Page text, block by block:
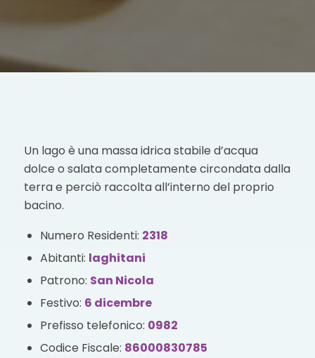
Un lago è una massa idrica stabile d’acqua
dolce o salata completamente circondata dalla
terra e perciò raccolta all’interno del proprio
bacino.
Numero Residenti: 2318
Abitanti: laghitani
Patrono: San Nicola
Festivo: 6 dicembre
Prefisso telefonico: 0982
Codice Fiscale: 86000830785